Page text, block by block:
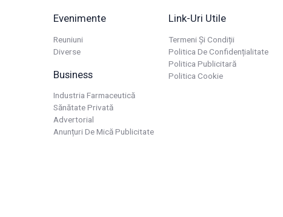
Evenimente
Reuniuni
Diverse
Business
Industria Farmaceutică
Sănătate Privată
Advertorial
Anunțuri De Mică Publicitate
Link-Uri Utile
Termeni Și Condiții
Politica De Confidențialitate
Politica Publicitară
Politica Cookie